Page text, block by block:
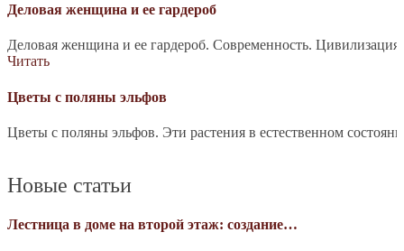
Деловая женщина и ее гардероб
Деловая женщина и ее гардероб. Современность.
Читать
Цветы с поляны эльфов
Цветы с поляны эльфов. Эти растения в естественном
Новые статьи
Лестница в доме на второй этаж: создание…